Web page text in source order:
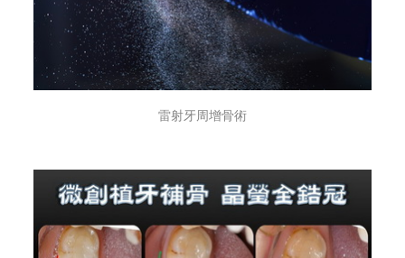
雷射牙周增骨術